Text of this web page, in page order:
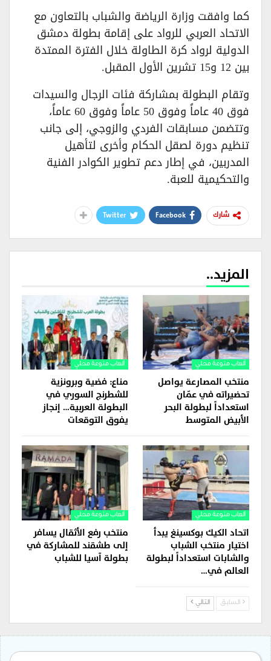
كما وافقت وزارة الرياضة والشباب بالتعاون مع
الاتحاد العربي للرواد على إقامة بطولة دمشق
الدولية لرواد كرة الطاولة خلال الفترة الممتدة
بين 12 و15 تشرين الأول المقبل.
وتقام البطولة بمشاركة فئات الرجال والسيدات
فوق 40 عاماً وفوق 50 عاماً وفوق 60 عاماً،
وتتضمن مسابقات الفردي والزوجي، إلى جانب
تنظيم دورة لصقل الحكام وأخرى لتأهيل
المدربين، في إطار دعم تطوير الكوادر الفنية
والتحكيمية للعبة.
شارك Facebook
Twitter
المزيد..
ألعاب منوعة محلي
منتخب المصارعة يواصل
تحضيراته في عمّان
استعداداً لبطولة البحر
الأبيض المتوسط
ألعاب منوعة محلي
مناع: فضية وبرونزية
للشطرنج السوري في
البطولة العربية… إنجاز
يفوق التوقعات
ألعاب منوعة محلي
اتحاد الكيك بوكسينغ يبدأ
اختيار منتخب الشباب
والشابات استعداداً لبطولة
العالم في…
ألعاب منوعة محلي
منتخب رفع الأثقال يسافر
إلى طشقند للمشاركة في
بطولة آسيا للشباب
السابق التالي